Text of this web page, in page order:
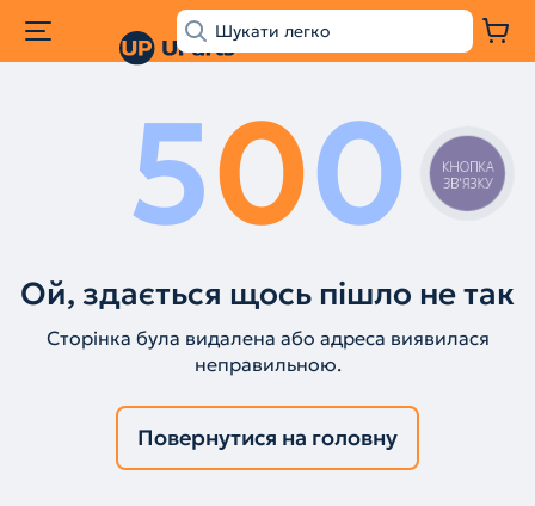
500
Ой, здається щось пішло не так
Сторінка була видалена або адреса виявилася
неправильною.
Повернутися на головну
КНОПКА
ЗВ'ЯЗКУ